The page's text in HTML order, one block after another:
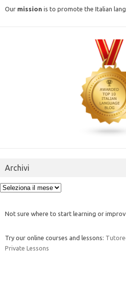
Our mission is to promote the Italian
Archivi
Archivi
Not sure where to start learning or
Try our online courses and lessons:
Private Lessons